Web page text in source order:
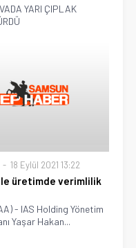
YARI ÇIPLAK
18 Eylül 2021 13:22
üretimde verimlilik
- IAS Holding Yönetim
Yaşar Hakan...